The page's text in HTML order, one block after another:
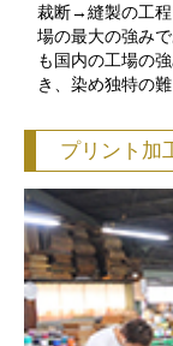
裁断→縫製の工程
場の最大の強み
も国内の工場の
き、染め独特の
プリント加